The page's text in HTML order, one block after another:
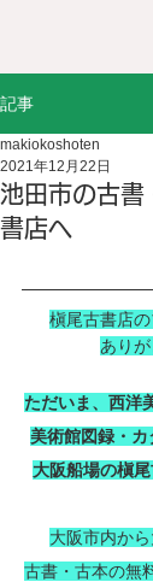
記事
池田市の古書
書店へ
makiokoshoten
2021年12月22日
槇尾古書店
ありが
ただいま、西洋
美術館図録・
大阪船場の槇
大阪市内か
古書・古本の無